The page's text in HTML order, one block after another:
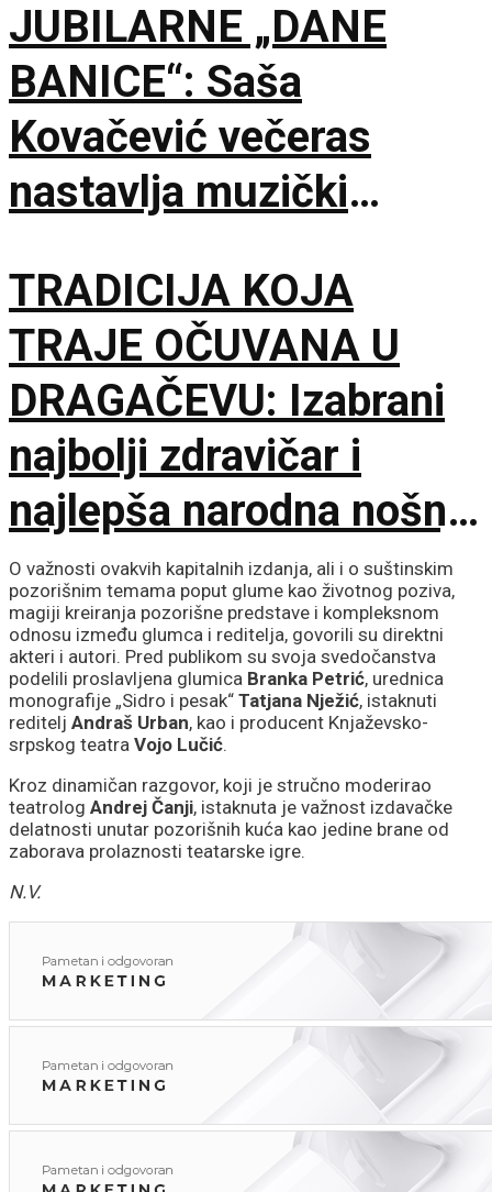
JUBILARNE „DANE
BANICE“: Saša
Kovačević večeras
nastavlja muzički
TRADICIJA KOJA
TRAJE OČUVANA U
DRAGAČEVU: Izabrani
najbolji zdravičar i
najlepša narodna nošnja
na 65. Saboru trubača
O važnosti ovakvih kapitalnih izdanja, ali i o suštinskim
pozorišnim temama poput glume kao životnog poziva,
magiji kreiranja pozorišne predstave i kompleksnom
odnosu između glumca i reditelja, govorili su direktni
akteri i autori. Pred publikom su svoja svedočanstva
podelili proslavljena glumica Branka Petrić, urednica
monografije „Sidro i pesak“ Tatjana Nježić, istaknuti
reditelj Andraš Urban, kao i producent Knjaževsko-
srpskog teatra Vojo Lučić.
Kroz dinamičan razgovor, koji je stručno moderirao
teatrolog Andrej Čanji, istaknuta je važnost izdavačke
delatnosti unutar pozorišnih kuća kao jedine brane od
zaborava prolaznosti teatarske igre.
N.V.